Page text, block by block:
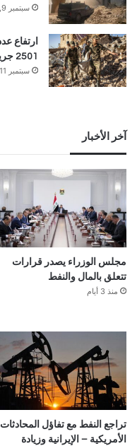
سبتمبر 9, 2023
2501 جريح
سبتمبر 11, 2023
آخر الأخبار
مجلس الوزراء يصدر قرارات
تتعلق بالمال والنفط
منذ 3 أيام
تراجع النفط مع تفاؤل المحادثات
الأمريكية – الإيرانية وزيادة